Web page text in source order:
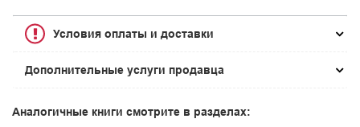
Условия оплаты и доставки
Дополнительные услуги продавца
Аналогичные книги смотрите в разделах: